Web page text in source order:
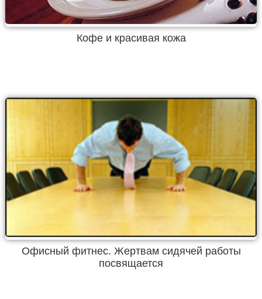
Кофе и красивая кожа
Офисный фитнес. Жертвам сидячей работы
посвящается